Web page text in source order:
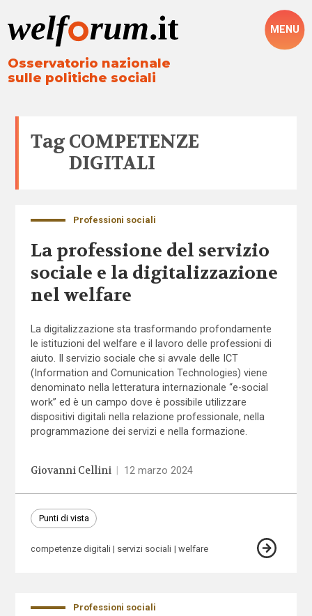
Osservatorio nazionale
sulle politiche sociali
MENU
Tag COMPETENZE
DIGITALI
Professioni sociali
La professione del servizio
sociale e la digitalizzazione
nel welfare
La digitalizzazione sta trasformando profondamente
le istituzioni del welfare e il lavoro delle professioni di
aiuto. Il servizio sociale che si avvale delle ICT
(Information and Comunication Technologies) viene
denominato nella letteratura internazionale “e-social
work” ed è un campo dove è possibile utilizzare
dispositivi digitali nella relazione professionale, nella
programmazione dei servizi e nella formazione.
Giovanni Cellini 12 marzo 2024
Punti di vista
competenze digitali servizi sociali welfare
Professioni sociali